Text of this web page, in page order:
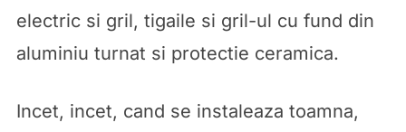
electric si gril, tigaile si gril-ul cu fund din
aluminiu turnat si protectie ceramica.
Incet, incet, cand se instaleaza toamna,